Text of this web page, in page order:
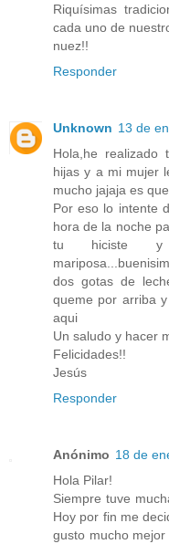
Riquísimas
cada uno de
nuez!!
Responder
Unknown 13 de
Hola,he realizado
hijas y a mi mujer
mucho jajaja es
Por eso lo intente
hora de la noche
tu hiciste
dos gotas de
queme por arriba
aqui
Un saludo y hacer
Felicidades!!
Jesús
Responder
Anónimo 18 de
Hola Pilar!
Siempre tuve
Hoy por fin me
gusto mucho